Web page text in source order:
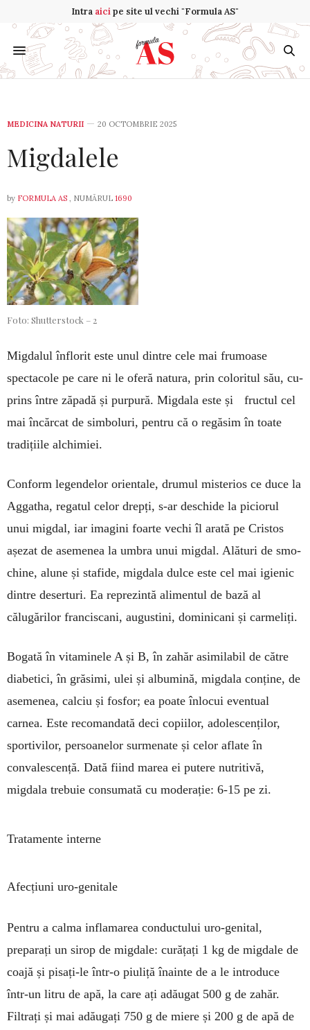
Intra aicipe site ul vechi "Formula AS"
MEDICINA NATURII 20 OCTOMBRIE 2025
Migdalele
by FORMULA AS , NUMĂRUL 1690
Foto: Shutterstock – 2
Migdalul înflorit este unul dintre cele mai fru­moase
specta­co­le pe care ni le oferă na­tura, prin colo­ritul său, cu­
prins între ză­padă și pur­pură. Mig­dala este și fructul cel
mai încărcat de simbo­luri, pentru că o regăsim în toate
tradițiile alchimiei.
Conform legendelor ori­­en­­tale, drumul misterios ce duce la
Aggatha, regatul ce­lor drepți, s-ar deschide la piciorul
unui migdal, iar ima­gini foarte vechi îl ara­tă pe Cristos
așezat de aseme­nea la um­bra unui migdal. Alături de smo­
chine, alu­­­ne și stafide, mig­da­la dulce este cel mai igienic
din­tre de­serturi. Ea repre­zin­tă ali­men­tul de bază al
călugărilor francis­cani, au­gus­tini, do­minicani și car­meliți.
Bogată în vitaminele A și B, în zahăr asimi­labil de către
diabetici, în grăsimi, ulei și albu­mină, migdala con­ține, de
asemenea, calciu și fosfor; ea poate înlocui eventual
carnea. Este reco­mandată deci copiilor, ado­les­cenților,
sportivilor, per­soa­nelor surmenate și celor aflate în
convalescență. Dată fiind marea ei pu­tere nutritivă,
migdala tre­buie consumată cu mode­rație: 6-15 pe zi.
Tratamente interne
Afecțiuni uro-genitale
Pentru a calma infla­ma­rea conductului uro-geni­tal,
preparați un sirop de mig­­dale: curățați 1 kg de mig­dale de
coajă și pisa­ți-le în­tr-o piuliță îna­inte de a le in­­tro­duce
într-un litru de apă, la care ați adăugat 500 g de zahăr.
Filtrați și mai adăugați 750 g de mie­re și 200 g de apă de